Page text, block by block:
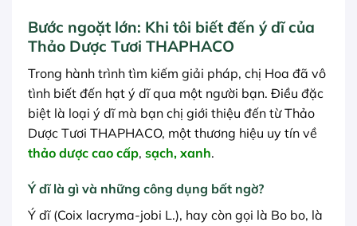
Bước ngoặt lớn: Khi tôi biết đến ý dĩ của
Thảo Dược Tươi THAPHACO
Trong hành trình tìm kiếm giải pháp, chị Hoa đã vô
tình biết đến hạt ý dĩ qua một người bạn. Điều đặc
biệt là loại ý dĩ mà bạn chị giới thiệu đến từ Thảo
Dược Tươi THAPHACO, một thương hiệu uy tín về
thảo dược cao cấp, sạch, xanh.
Ý dĩ là gì và những công dụng bất ngờ?
Ý dĩ (Coix lacryma-jobi L.), hay còn gọi là Bo bo, là